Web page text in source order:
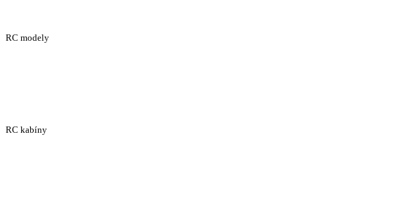
RC modely
RC kabíny